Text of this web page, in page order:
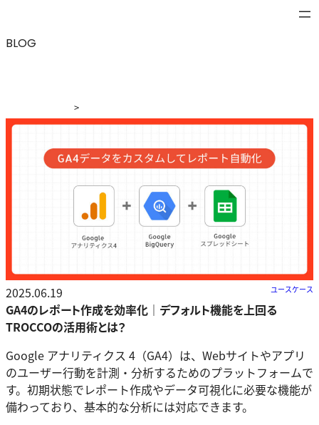
BLOG
>
ブログ>GA4のレポート作成を効率化｜デフォルト機能を上
回るTROCCOの活用術とは？
2025.06.19 ユースケース
GA4のレポート作成を効率化｜デフォルト機能を上回る
TROCCOの活用術とは？
Google アナリティクス 4（GA4）は、Webサイトやアプリ
のユーザー行動を計測・分析するためのプラットフォームで
す。初期状態でレポート作成やデータ可視化に必要な機能が
備わっており、基本的な分析には対応できます。